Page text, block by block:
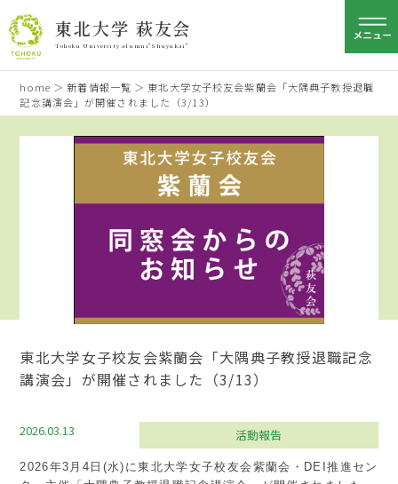
東北大学 萩友会
Tohoku University alumni"Shuyukai"
home ＞新着情報一覧 ＞ 東北大学女子校友会紫蘭会「大隅典子教授退職
記念講演会」が開催されました（3/13）
東北大学女子校友会紫蘭会「大隅典子教授退職記念
講演会」が開催されました（3/13）
2026.03.13 活動報告
2026年3月4日(水)に東北大学女子校友会紫蘭会・DEI推進セン